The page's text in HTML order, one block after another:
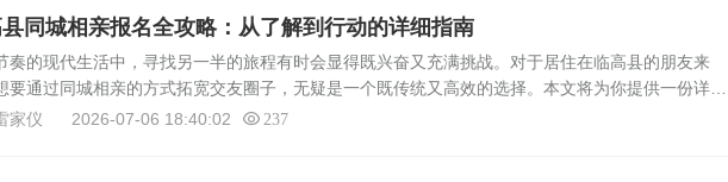
同城相亲报名全攻略：从了解到行动的详细指南
奏的现代生活中，寻找另一半的旅程有时会显得既兴奋又充满挑战。对于居住在临高县的朋友来
要通过同城相亲的方式拓宽交友圈子，无疑是一个既传统又高效的选择。本文将为你提供一份详尽
县同城相亲报名指南，从了解平台到成功报名的每一步，让你轻松踏上寻觅爱情的道路。了解临高
家仪 2026-07-06 18:40:02 237